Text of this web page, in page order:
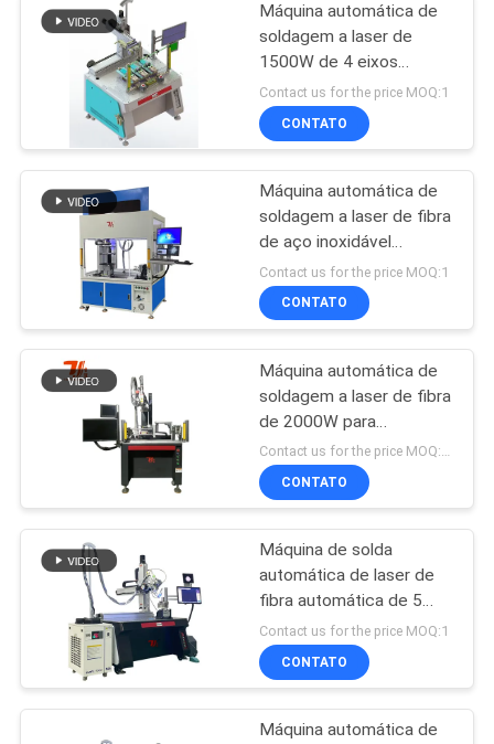
Máquina da
marcação do laser
39
Máquina a laser
para cozinha e
banheiro
9
Máquina do laser da
joia
Máquina automática de
soldagem a laser de
1500W de 4 eixos
personalizada
Contact us for the price MOQ:1
CONTATO
Máquina automática de
soldagem a laser de fibra
de aço inoxidável
fechada por encomenda
Contact us for the price MOQ:1
CONTATO
Máquina automática de
soldagem a laser de fibra
de 2000W para
soldagem por escotilha Contact us for the price MOQ:10
CONTATO
Máquina de solda
automática de laser de
fibra automática de 5
eixos para tubo de aço
inoxidável de três vias
Contact us for the price MOQ:1
CONTATO
Máquina automática de